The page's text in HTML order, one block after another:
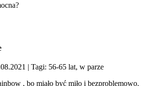
| Tagi: 56-65 lat, w parze
, bo miało być miło i bezproblemowo.